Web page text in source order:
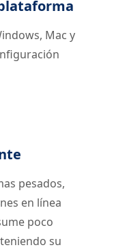
Mac y
pesados,
en línea
poco
su